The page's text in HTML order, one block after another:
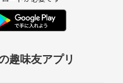
趣味友アプリ